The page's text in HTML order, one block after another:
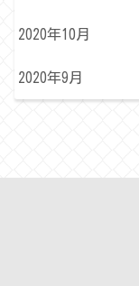
2020年10月
2020年9月